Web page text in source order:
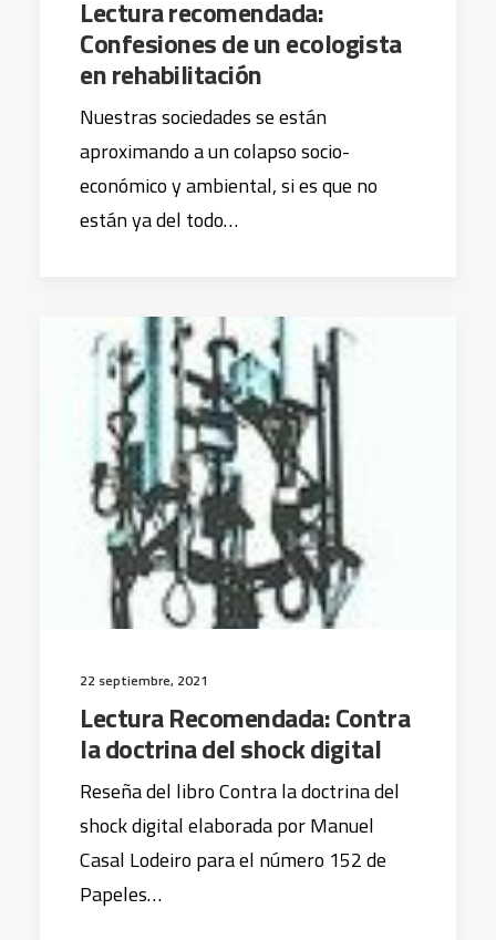
Lectura recomendada:
Confesiones de un ecologista
en rehabilitación
Nuestras sociedades se están
aproximando a un colapso socio-
económico y ambiental, si es que no
están ya del todo…
22 septiembre, 2021
Lectura Recomendada: Contra
la doctrina del shock digital
Reseña del libro Contra la doctrina del
shock digital elaborada por Manuel
Casal Lodeiro para el número 152 de
Papeles…